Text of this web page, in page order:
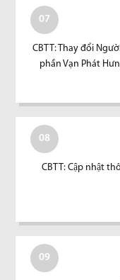
07
CBTT: Thay đổi
phần Vạn Phát
08
CBTT: Cập nhật
09